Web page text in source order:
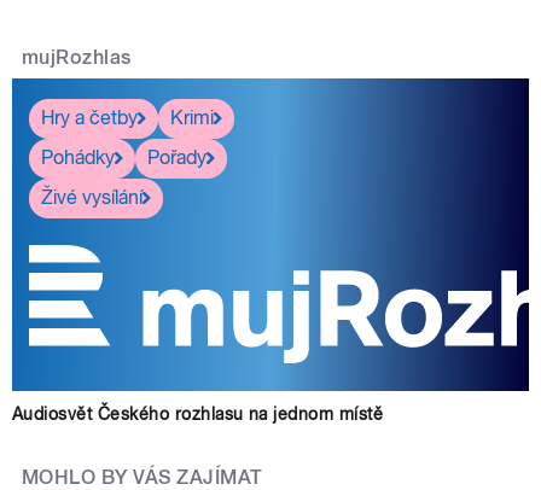
mujRozhlas
Hry a četby
Krimi
Pohádky
Pořady
Živé vysílání
Audiosvět Českého rozhlasu na jednom místě
MOHLO BY VÁS ZAJÍMAT